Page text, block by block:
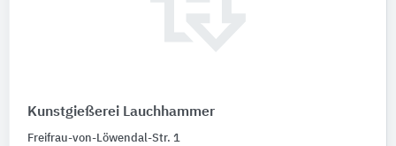
Kunstgießerei Lauchhammer
Freifrau-von-Löwendal-Str. 1